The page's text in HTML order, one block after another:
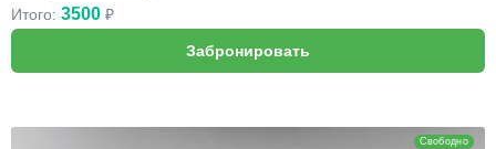
Итого: 3500 ₽
Свободно